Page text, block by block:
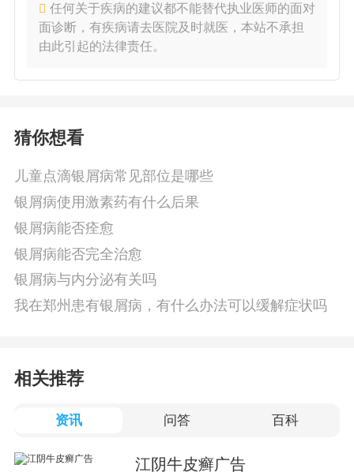
任何关于疾病的建议都不能替代执业医师的面对
面诊断，有疾病请去医院及时就医，本站不承担
由此引起的法律责任。
猜你想看
儿童点滴银屑病常见部位是哪些
银屑病使用激素药有什么后果
银屑病能否痊愈
银屑病能否完全治愈
银屑病与内分泌有关吗
我在郑州患有银屑病，有什么办法可以缓解症状吗
相关推荐
资讯 问答 百科
江阴牛皮癣广告